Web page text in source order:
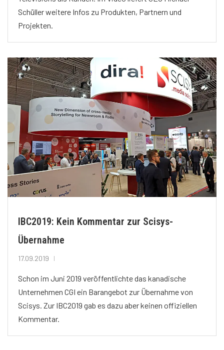
Schüller weitere Infos zu Produkten, Partnern und
Projekten.
IBC2019: Kein Kommentar zur Scisys-
Übernahme
17.09.2019
Schon im Juni 2019 veröffentlichte das kanadische
Unternehmen CGI ein Barangebot zur Übernahme von
Scisys. Zur IBC2019 gab es dazu aber keinen offiziellen
Kommentar.